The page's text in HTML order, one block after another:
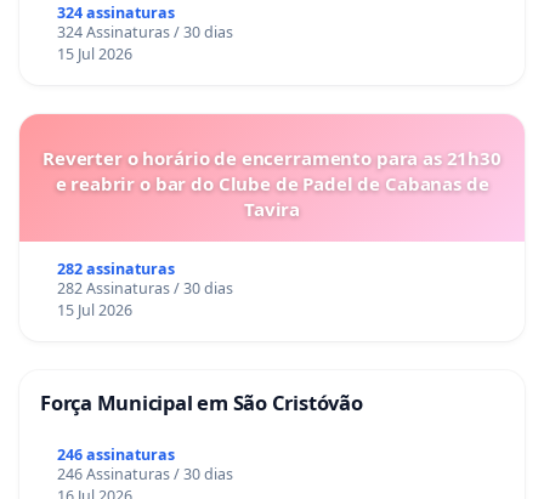
324 assinaturas
324 Assinaturas / 30 dias
15 Jul 2026
Reverter o horário de encerramento para as 21h30
e reabrir o bar do Clube de Padel de Cabanas de
Tavira
282 assinaturas
282 Assinaturas / 30 dias
15 Jul 2026
Força Municipal em São Cristóvão
246 assinaturas
246 Assinaturas / 30 dias